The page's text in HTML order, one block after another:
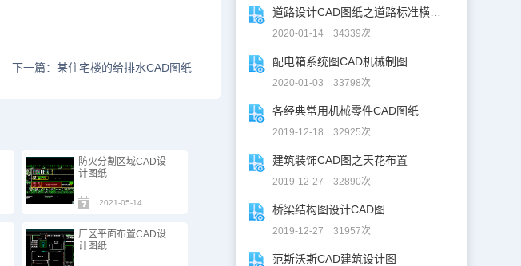
下一篇：某住宅楼的给排水CAD图纸
防火分割区域CAD设
计图纸
2021-05-14
厂区平面布置CAD设
计图纸
2020-01-14 34339次
配电箱系统图CAD机械制图
2020-01-03 33798次
各经典常用机械零件CAD图纸
2019-12-18 32925次
建筑装饰CAD图之天花布置
2019-12-27 32890次
桥梁结构图设计CAD图
2019-12-27 31957次
范斯沃斯CAD建筑设计图